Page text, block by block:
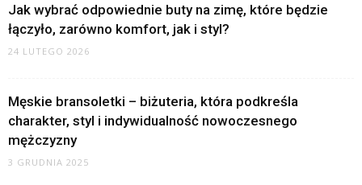
Jak wybrać odpowiednie buty na zimę, które będzie
łączyło, zarówno komfort, jak i styl?
24 LUTEGO 2026
Męskie bransoletki – biżuteria, która podkreśla
charakter, styl i indywidualność nowoczesnego
mężczyzny
3 GRUDNIA 2025